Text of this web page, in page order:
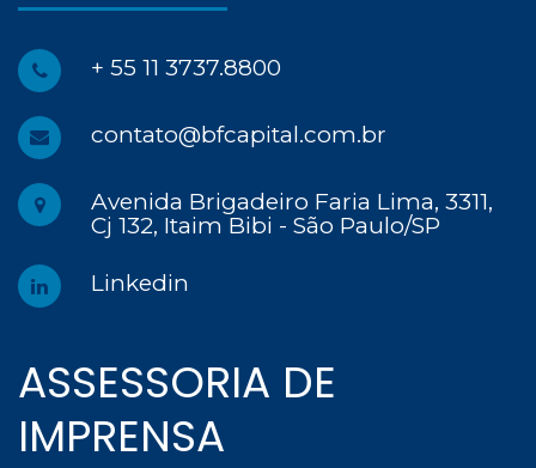
+ 55 11 3737.8800
contato@bfcapital.com.br
Avenida Brigadeiro Faria Lima, 3311,
Cj 132, Itaim Bibi - São Paulo/SP
Linkedin
ASSESSORIA DE
IMPRENSA